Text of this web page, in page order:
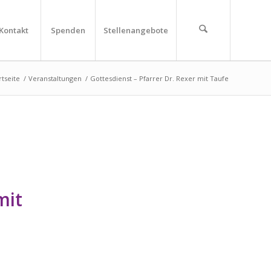
Kontakt Spenden Stellenangebote
/ Veranstaltungen / Gottesdienst – Pfarrer Dr. Rexer mit Taufe